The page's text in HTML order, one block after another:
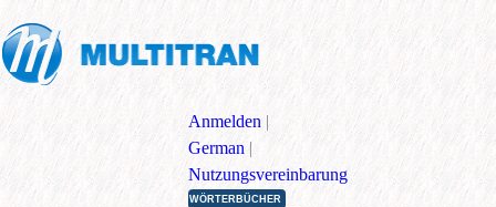
Anmelden |
German |
Nutzungsvereinbarung
WÖRTERBÜCHER